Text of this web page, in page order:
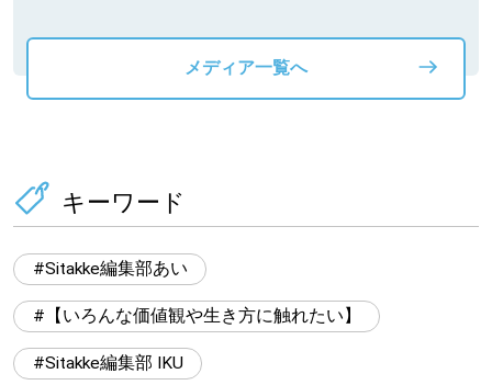
メディア一覧へ
キーワード
Sitakke編集部あい
【いろんな価値観や生き方に触れたい】
Sitakke編集部 IKU